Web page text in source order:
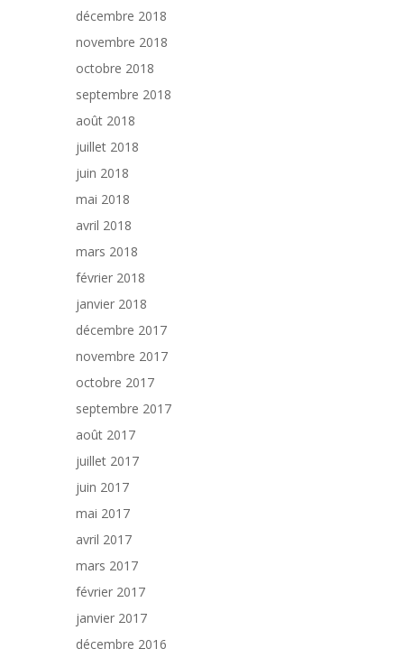
décembre 2018
novembre 2018
octobre 2018
septembre 2018
août 2018
juillet 2018
juin 2018
mai 2018
avril 2018
mars 2018
février 2018
janvier 2018
décembre 2017
novembre 2017
octobre 2017
septembre 2017
août 2017
juillet 2017
juin 2017
mai 2017
avril 2017
mars 2017
février 2017
janvier 2017
décembre 2016